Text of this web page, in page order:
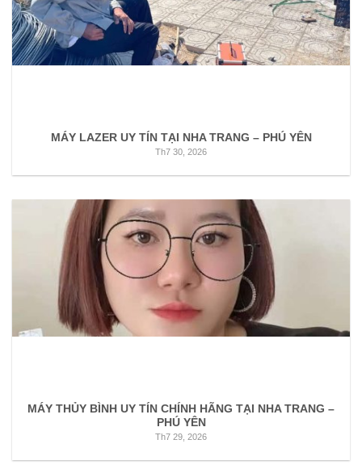
MÁY LAZER UY TÍN TẠI NHA TRANG – PHÚ YÊN
Th7 30, 2026
MÁY THỦY BÌNH UY TÍN CHÍNH HÃNG TẠI NHA TRANG –
PHÚ YÊN
Th7 29, 2026